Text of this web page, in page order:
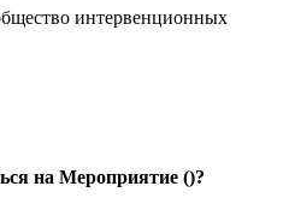
интервенционных
на Мероприятие ()?